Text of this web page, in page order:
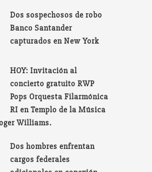
Dos sospechosos de robo
Banco Santander
capturados en New York
HOY: Invitación al
concierto gratuito RWP
Pops Orquesta Filarmónica
RI en Templo de la Música
Williams.
Dos hombres enfrentan
cargos federales